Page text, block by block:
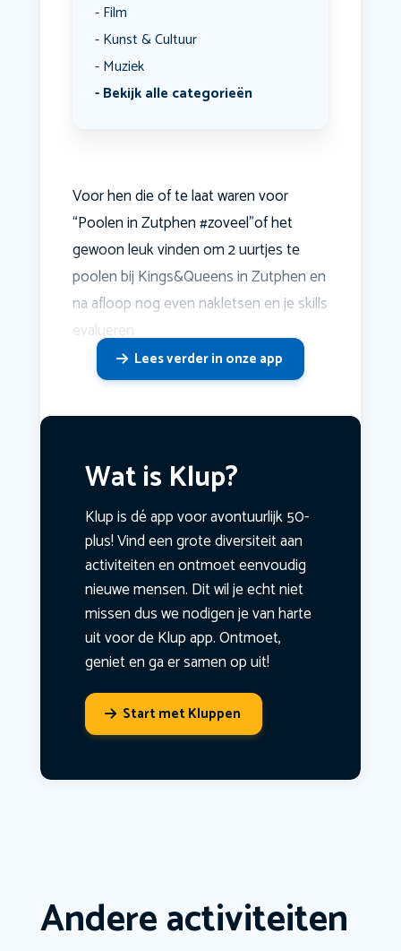
Film
Kunst & Cultuur
Muziek
Bekijk alle categorieën
Voor hen die of te laat waren voor
“Poolen in Zutphen #zoveel”of het
gewoon leuk vinden om 2 uurtjes te
poolen bij Kings&Queens in Zutphen en
na afloop nog even nakletsen en je skills
evalueren
Lees verder in onze app
Wat is Klup?
Klup is dé app voor avontuurlijk 50-
plus! Vind een grote diversiteit aan
activiteiten en ontmoet eenvoudig
nieuwe mensen. Dit wil je echt niet
missen dus we nodigen je van harte
uit voor de Klup app. Ontmoet,
geniet en ga er samen op uit!
Start met Kluppen
Andere activiteiten